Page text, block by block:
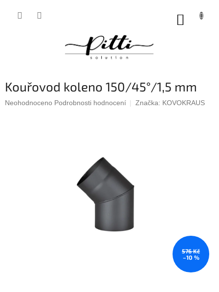
Kouřovod koleno 150/45°/1,5 mm
Průměrné
Neohodnoceno Podrobnosti hodnocení Značka: KOVOKRAUS
576 Kč
–10 %